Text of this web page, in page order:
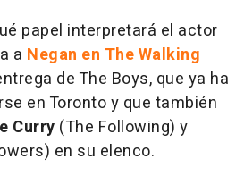
papel interpretará el actor
a Negan en The Walking
de The Boys, que ya ha
en Toronto y que también
Curry (The Following) y
en su elenco.